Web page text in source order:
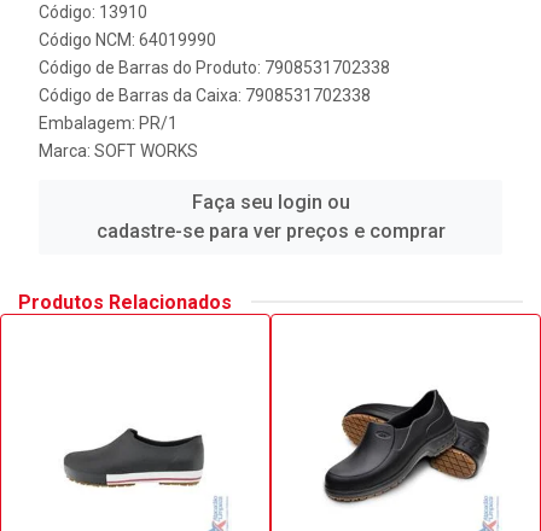
Código: 13910
Código NCM: 64019990
Código de Barras do Produto: 7908531702338
Código de Barras da Caixa: 7908531702338
Embalagem: PR/1
Marca: SOFT WORKS
Faça seu login ou
cadastre-se para ver preços e comprar
Produtos Relacionados